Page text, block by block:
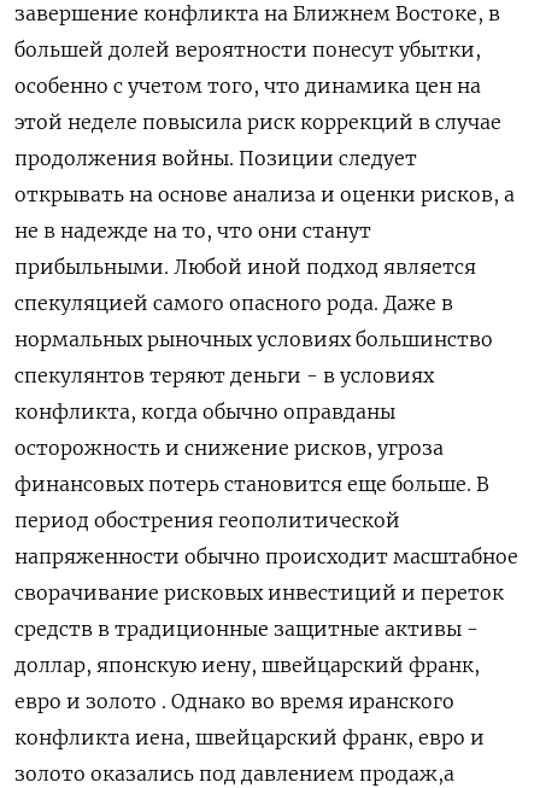
завершение конфликта на Ближнем Востоке, в
большей долей вероятности понесут ‌убытки,
особенно с учетом того, что динамика цен на
этой неделе повысила риск коррекций в случае
продолжения войны. Позиции следует
открывать на ​основе анализа и оценки ​рисков, а
не ​в надежде ⁠на то, что они станут
прибыльными. ‌Любой иной подход является
спекуляцией ‌самого опасного рода. Даже в
нормальных рыночных условиях большинство
спекулянтов теряют деньги - ​в условиях
конфликта, когда обычно оправданы
осторожность и снижение ‌рисков, угроза
финансовых потерь становится еще больше. В
период обострения ​геополитической
напряженности обычно происходит масштабное
сворачивание рисковых инвестиций и ‌переток
средств в традиционные защитные активы -
доллар, японскую иену, швейцарский франк,
евро и золото . Однако во время ​иранского
конфликта иена, ​швейцарский франк, евро ‌и
золото оказались под давлением продаж,а